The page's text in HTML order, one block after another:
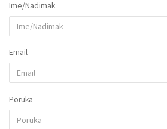
Ime/Nadimak
Email
Poruka